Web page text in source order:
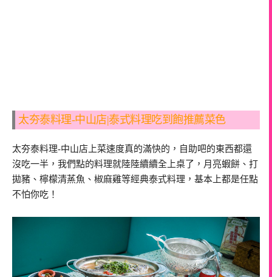
太夯泰料理-中山店|泰式料理吃到飽推薦菜色
太夯泰料理-中山店上菜速度真的滿快的，自助吧的東西都還
沒吃一半，我們點的料理就陸陸續續全上桌了，月亮蝦餅、打
拋豬、檸檬清蒸魚、椒麻雞等經典泰式料理，基本上都是任點
不怕你吃！